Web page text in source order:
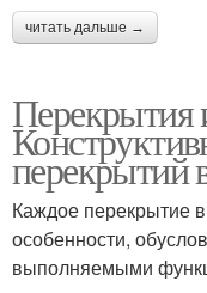
читать дальше →
Перекрытия
перекрытий
Каждое перекрытие
особенности,
выполняемыми